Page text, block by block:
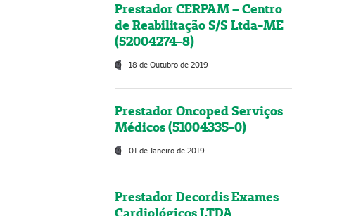
Prestador CERPAM – Centro
de Reabilitação S/S Ltda-ME
(52004274-8)
18 de Outubro de 2019
Prestador Oncoped Serviços
Médicos (51004335-0)
01 de Janeiro de 2019
Prestador Decordis Exames